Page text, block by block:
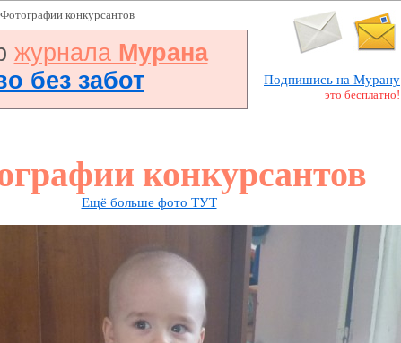
конкурсантов
журнала Мурана
без забот
Подпишись на Мурану
это бесплатно!
конкурсантов
Ещё больше фото ТУТ